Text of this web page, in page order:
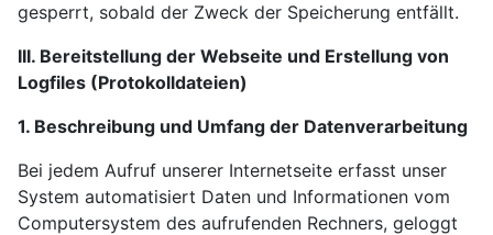
gesperrt, sobald der Zweck der Speicherung entfällt.
III. Bereitstellung der Webseite und Erstellung von
Logfiles (Protokolldateien)
1. Beschreibung und Umfang der Datenverarbeitung
Bei jedem Aufruf unserer Internetseite erfasst unser
System automatisiert Daten und Informationen vom
Computersystem des aufrufenden Rechners, geloggt